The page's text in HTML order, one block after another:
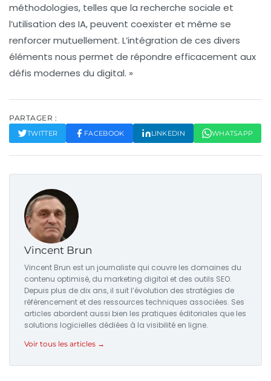
méthodologies, telles que la recherche sociale et
l’utilisation des IA, peuvent coexister et même se
renforcer mutuellement. L’intégration de ces divers
éléments nous permet de répondre efficacement aux
défis modernes du digital. »
PARTAGER :
TWITTER FACEBOOK LINKEDIN WHATSAPP
Vincent Brun
Vincent Brun est un journaliste qui couvre les domaines du
contenu optimisé, du marketing digital et des outils SEO.
Depuis plus de dix ans, il suit l’évolution des stratégies de
référencement et des ressources techniques associées. Ses
articles abordent aussi bien les pratiques éditoriales que les
solutions logicielles dédiées à la visibilité en ligne.
Voir tous les articles →